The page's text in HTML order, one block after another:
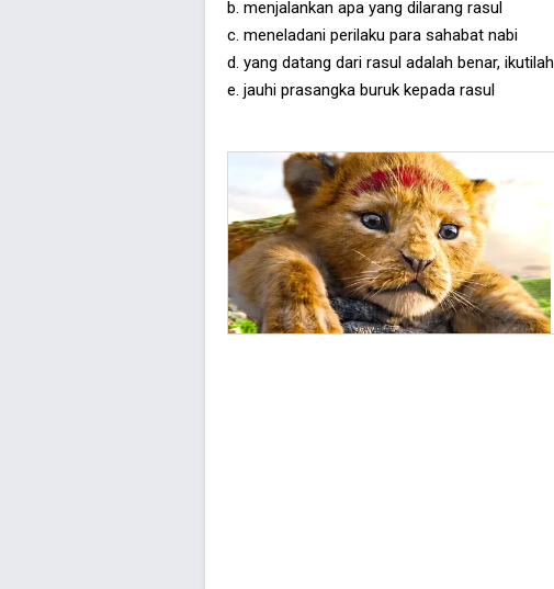
b. menjalankan apa yang dilarang rasul
c. meneladani perilaku para sahabat nabi
d. yang datang dari rasul adalah benar, ikutilah
e. jauhi prasangka buruk kepada rasul